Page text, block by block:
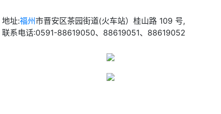
地址:福州市晋安区茶园街道(火车站）桂山路 109 号,
联系电话:0591-88619050、88619051、88619052